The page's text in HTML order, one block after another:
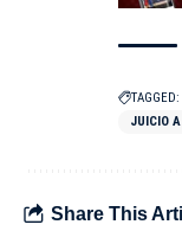
TAGGED:
JUICIO
Share This